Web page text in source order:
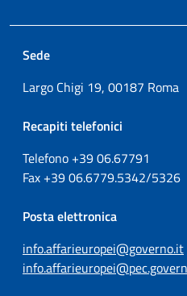
Sede
Largo Chigi 19, 00187 Roma
Recapiti telefonici
Telefono +3906.67791
Fax +3906.6779.5342/5326
Posta elettronica
info.affarieuropei@governo.it